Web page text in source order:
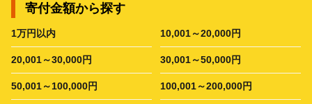
寄付金額から探す
1万円以内 10,001～20,000円
20,001～30,000円 30,001～50,000円
50,001～100,000円 100,001～200,000円